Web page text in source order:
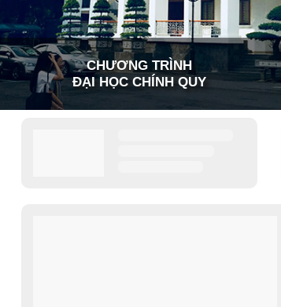
CHƯƠNG TRÌNH
ĐẠI HỌC CHÍNH QUY